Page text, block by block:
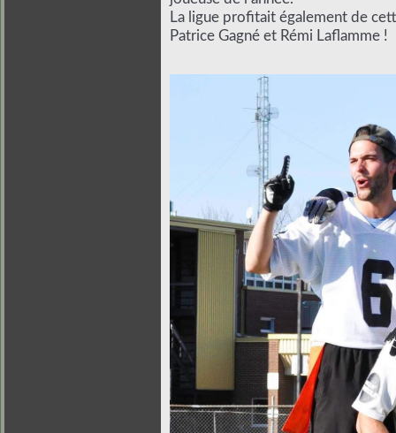
La ligue profitait également de
Patrice Gagné et Rémi Laflamme !